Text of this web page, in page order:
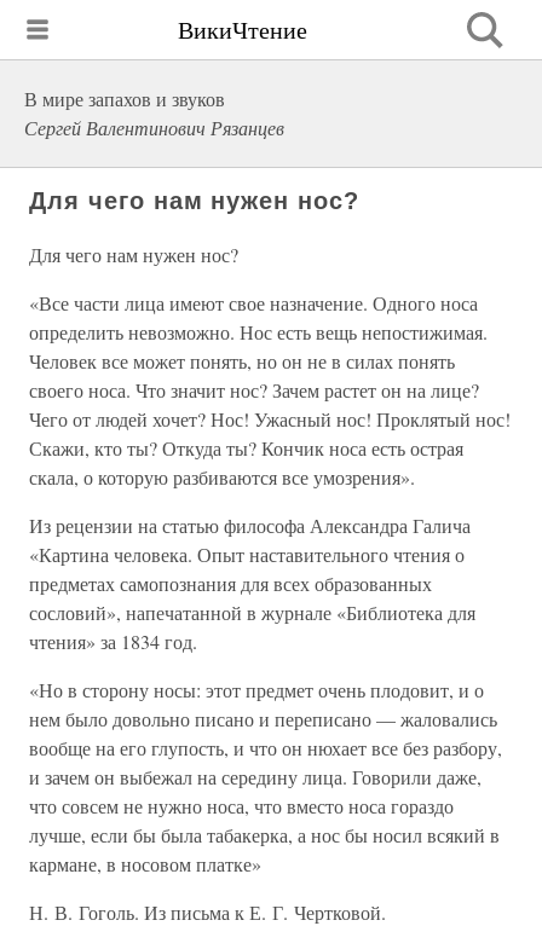
ВикиЧтение
В мире запахов и звуков
Сергей Валентинович Рязанцев
Для чего нам нужен нос?
Для чего нам нужен нос?
«Все части лица имеют свое назначение. Одного носа
определить невозможно. Нос есть вещь непостижимая.
Человек все может понять, но он не в силах понять
своего носа. Что значит нос? Зачем растет он на лице?
Чего от людей хочет? Нос! Ужасный нос! Проклятый нос!
Скажи, кто ты? Откуда ты? Кончик носа есть острая
скала, о которую разбиваются все умозрения».
Из рецензии на статью философа Александра Галича
«Картина человека. Опыт наставительного чтения о
предметах самопознания для всех образованных
сословий», напечатанной в журнале «Библиотека для
чтения» за 1834 год.
«Но в сторону носы: этот предмет очень плодовит, и о
нем было довольно писано и переписано — жаловались
вообще на его глупость, и что он нюхает все без разбору,
и зачем он выбежал на середину лица. Говорили даже,
что совсем не нужно носа, что вместо носа гораздо
лучше, если бы была табакерка, а нос бы носил всякий в
кармане, в носовом платке»
Н. В. Гоголь. Из письма к Е. Г. Чертковой.